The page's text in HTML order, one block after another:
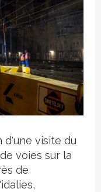
d'une visite du
voies sur la
de